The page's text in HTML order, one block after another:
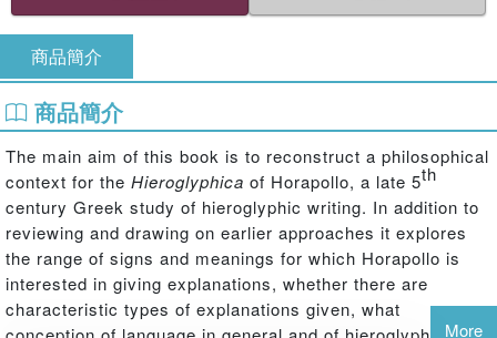
商品簡介
商品簡介
The main aim of this book is to reconstruct a philosophical
context for the Hieroglyphica of Horapollo, a late 5th
century Greek study of hieroglyphic writing. In addition to
reviewing and drawing on earlier approaches it explores
the range of signs and meanings for which Horapollo is
interested in giving explanations, whether there are
characteristic types of explanations given, what
More